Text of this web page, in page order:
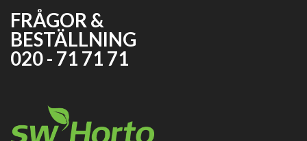
FRÅGOR &
BESTÄLLNING
020 - 71 71 71